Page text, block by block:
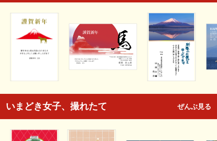
いまどき女子、撮れたて ぜんぶ見る